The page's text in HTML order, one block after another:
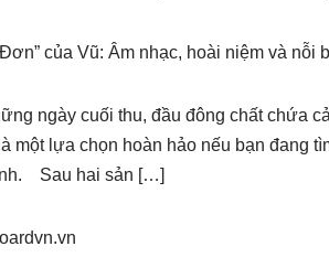
của Vũ: Âm nhạc, hoài niệm và
ngày cuối thu, đầu đông chất chứa
một lựa chọn hoàn hảo nếu bạn đang
Sau hai sản […]